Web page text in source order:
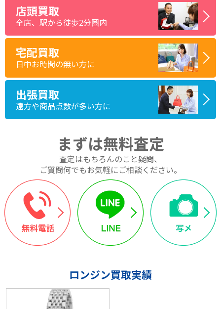
店頭買取
全店、駅から徒歩2分圏内
宅配買取
日中お時間の無い方に
出張買取
遠方や商品点数が多い方に
まずは無料査定
査定はもちろんのこと疑問、
ご質問何でもお気軽にご相談ください。
ロンジン買取実績